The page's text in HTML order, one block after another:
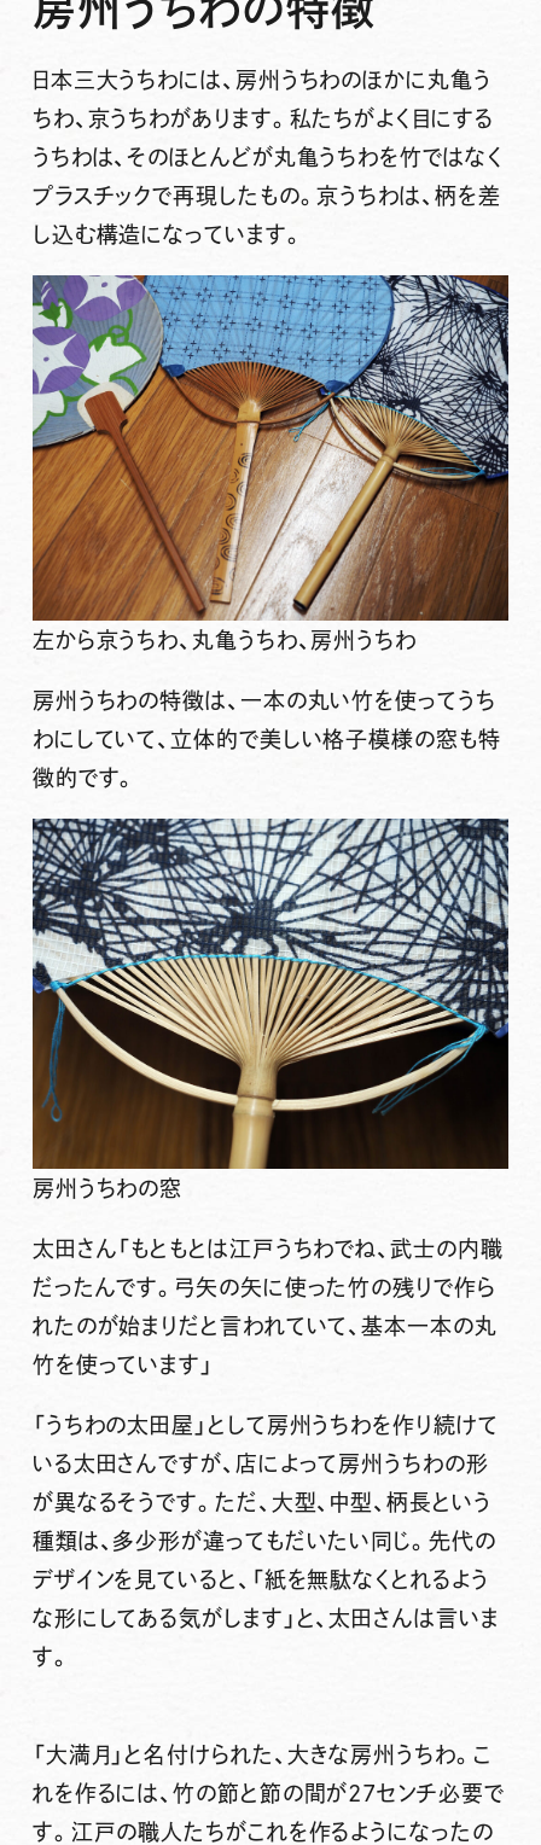
日本三大うちわには、房州うちわのほかに丸亀う
ちわ、京うちわがあります。私たちがよく目にする
うちわは、そのほとんどが丸亀うちわを竹ではなく
プラスチックで再現したもの。京うちわは、柄を差
し込む構造になっています。
左から京うちわ、丸亀うちわ、房州うちわ
房州うちわの特徴は、一本の丸い竹を使ってうち
わにしていて、立体的で美しい格子模様の窓も特
徴的です。
房州うちわの窓
太田さん 「もともとは江戸うちわでね、武士の内職
だったんです。弓矢の矢に使った竹の残りで作ら
れたのが始まりだと言われていて、基本一本の丸
竹を使っています」
「うちわの太田屋」として房州うちわを作り続けて
いる太田さんですが、店によって房州うちわの形
が異なるそうです。ただ、大型、中型、柄長という
種類は、多少形が違ってもだいたい同じ。先代の
デザインを見ていると、「紙を無駄なくとれるよう
な形にしてある気がします」と、太田さんは言いま
す。
「大満月」と名付けられた、大きな房州うちわ。こ
れを作るには、竹の節と節の間が27センチ必要で
す。江戸の職人たちがこれを作るようになったの